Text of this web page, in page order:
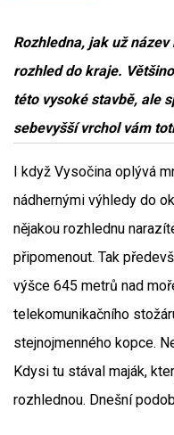
Rozhledna, jak už
rozhled do kraje.
této vysoké stavbě, ale
sebevyšší vrchol vám
I když Vysočina oplývá
nádhernými výhledy do
nějakou rozhlednu
připomenout. Tak
výšce 645 metrů nad
telekomunikačního
stejnojmenného kopce.
Kdysi tu stával maják,
rozhlednou. Dnešní